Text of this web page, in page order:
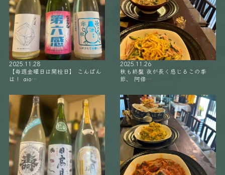
2025.11.28
【毎週金曜日は開栓日】 こんばん
は！ aio…
2025.11.26
秋も終盤 夜が長く感じるこの季
節、 阿倍…